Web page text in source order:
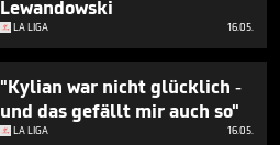
Lewandowski
LA LIGA 16.05.
"Kylian war nicht glücklich -
und das gefällt mir auch so"
LA LIGA 16.05.